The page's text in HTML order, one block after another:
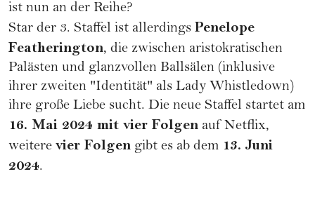
ist nun an der Reihe?
Star der 3. Staffel ist allerdings Penelope
Featherington, die zwischen aristokratischen
Palästen und glanzvollen Ballsälen (inklusive
ihrer zweiten "Identität" als Lady Whistledown)
ihre große Liebe sucht. Die neue Staffel startet am
16. Mai 2024 mit vier Folgen auf Netflix,
weitere vier Folgen gibt es ab dem 13. Juni
2024.